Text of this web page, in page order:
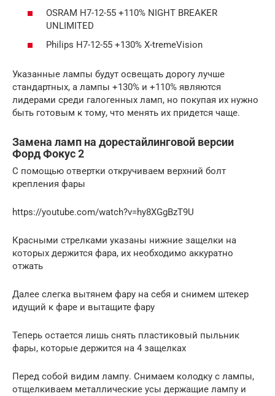
OSRAM H7-12-55 +110% NIGHT BREAKER
UNLIMITED
Philips H7-12-55 +130% X-tremeVision
Указанные лампы будут освещать дорогу лучше
стандартных, а лампы +130% и +110% являются
лидерами среди галогенных ламп, но покупая их нужно
быть готовым к тому, что менять их придется чаще.
Замена ламп на дорестайлинговой версии
Форд Фокус 2
С помощью отвертки откручиваем верхний болт
крепления фары
https://youtube.com/watch?v=hy8XGgBzT9U
Красными стрелками указаны нижние защелки на
которых держится фара, их необходимо аккуратно
отжать
Далее слегка вытянем фару на себя и снимем штекер
идущий к фаре и вытащите фару
Теперь остается лишь снять пластиковый пыльник
фары, которые держится на 4 защелках
Перед собой видим лампу. Снимаем колодку с лампы,
отщелкиваем металлические усы держащие лампу и